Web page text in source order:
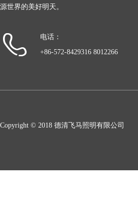
源世界的美好明天。
电话：
+86-572-8429316 8012266
Copyright © 2018 德清飞马照明有限公司